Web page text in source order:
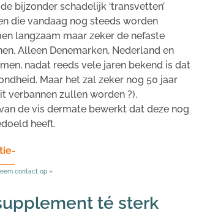
bijzonder schadelijk ‘transvetten’
die vandaag nog steeds worden
langzaam maar zeker de nefaste
Alleen Denemarken, Nederland en
nadat reeds vele jaren bekend is dat
Maar het zal zeker nog 50 jaar
verbannen zullen worden ?).
de vis dermate bewerkt dat deze nog
heeft.
contact op »
té sterk